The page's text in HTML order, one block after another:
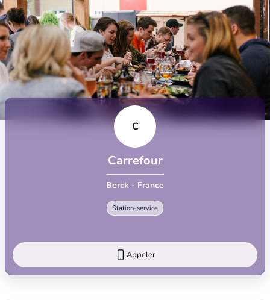
C
Carrefour
Berck - France
Station-service
Appeler